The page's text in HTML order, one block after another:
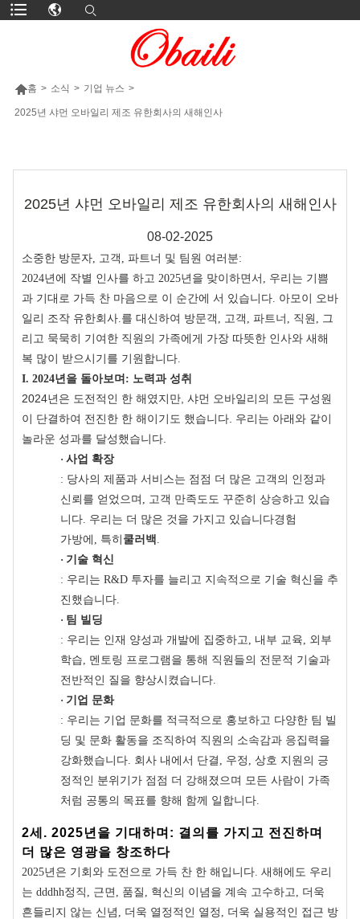
홈 > 소식 > 기업 뉴스 >
2025년 샤먼 오바일리 제조 유한회사의 새해인사
2025년 샤먼 오바일리 제조 유한회사의 새해인사
08-02-2025
소중한 방문자, 고객, 파트너 및 팀원 여러분:
2024년에 작별 인사를 하고 2025년을 맞이하면서, 우리는 기쁨
과 기대로 가득 찬 마음으로 이 순간에 서 있습니다. 아모이 오바
일리 조작 유한회사.를 대신하여 방문객, 고객, 파트너, 직원, 그
리고 묵묵히 기여한 직원의 가족에게 가장 따뜻한 인사와 새해
복 많이 받으시기를 기원합니다.
I. 2024년을 돌아보며: 노력과 성취
2024년은 도전적인 한 해였지만, 샤먼 오바일리의 모든 구성원
이 단결하여 전진한 한 해이기도 했습니다. 우리는 아래와 같이
놀라운 성과를 달성했습니다.
· 사업 확장
: 당사의 제품과 서비스는 점점 더 많은 고객의 인정과
신뢰를 얻었으며, 고객 만족도도 꾸준히 상승하고 있습
니다. 우리는 더 많은 것을 가지고 있습니다경험
가방에, 특히 쿨러백
· 기술 혁신
: 우리는 R&D 투자를 늘리고 지속적으로 기술 혁신을 추
진했습니다.
· 팀 빌딩
: 우리는 인재 양성과 개발에 집중하고, 내부 교육, 외부
학습, 멘토링 프로그램을 통해 직원들의 전문적 기술과
전반적인 질을 향상시켰습니다.
· 기업 문화
: 우리는 기업 문화를 적극적으로 홍보하고 다양한 팀 빌
딩 및 문화 활동을 조직하여 직원의 소속감과 응집력을
강화했습니다. 회사 내에서 단결, 우정, 상호 지원의 긍
정적인 분위기가 점점 더 강해졌으며 모든 사람이 가족
처럼 공통의 목표를 향해 함께 일합니다.
2세. 2025년을 기대하며: 결의를 가지고 전진하며
더 많은 영광을 창조하다
2025년은 기회와 도전으로 가득 찬 한 해입니다. 새해에도 우리
는 dddhh정직, 근면, 품질, 혁신의 이념을 계속 고수하고, 더욱
흔들리지 않는 신념, 더욱 열정적인 열정, 더욱 실용적인 접근 방